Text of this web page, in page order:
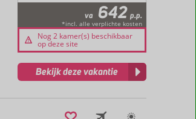
va 642 p.p.
*incl. alle verplichte kosten
Nog 2 kamer(s) beschikbaar
op deze site
Bekijk deze vakantie